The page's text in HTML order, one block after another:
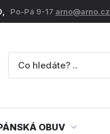
Po-Pá 9-17 arno@arno.cz
OBUV